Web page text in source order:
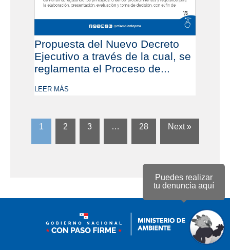
Puedes realizar
tu denuncia aquí
Propuesta del Nuevo Decreto
Ejecutivo a través de la cual, se
reglamenta el Proceso de...
LEER MÁS
1 2 3 … 28 Next »